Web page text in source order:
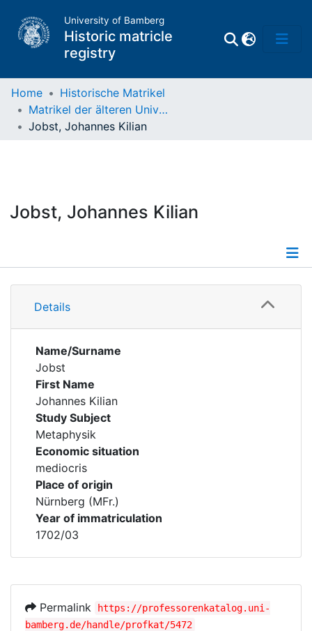
University of Bamberg
Historic matricle
registry
Matrikel
Home
Historische Matrikel
Matrikel der älteren Universität
Jobst, Johannes Kilian
Jobst, Johannes Kilian
Details
Details
Name/Surname
Jobst
First Name
Johannes Kilian
Study Subject
Metaphysik
Economic situation
mediocris
Place of origin
Nürnberg (MFr.)
Year of immatriculation
1702/03
Permalink
https://professorenkatalog.uni-
bamberg.de/handle/profkat/5472